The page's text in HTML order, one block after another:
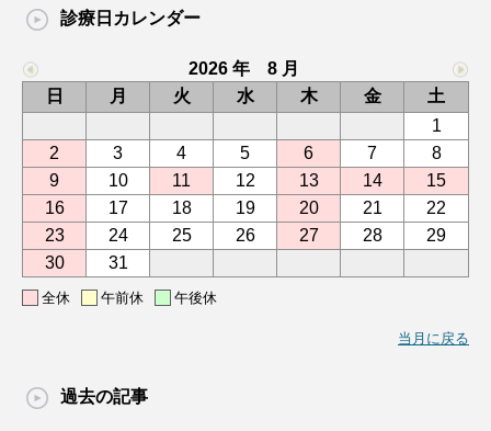
診療日カレンダー
2026 年 8 月
日
月 火 水 木 金
土
1
2
3 4 5 6 7
8
9
10 11 12 13 14
15
16
17 18 19 20 21
22
23
24 25 26 27 28
29
30
31
全休 午前休 午後休
当月に戻る
過去の記事